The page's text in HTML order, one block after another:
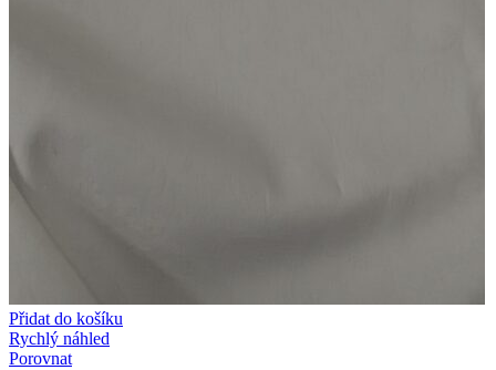
Přidat do košíku
Rychlý náhled
Porovnat